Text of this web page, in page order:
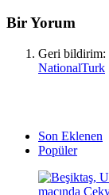
Bir Yorum
Geri bildirim:
NationalTurk
Son Eklenen
Popüler